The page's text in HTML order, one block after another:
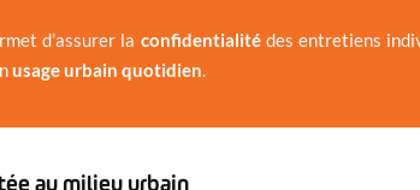
d’assurer la confidentialitédes entretiens
usage urbain quotidien.